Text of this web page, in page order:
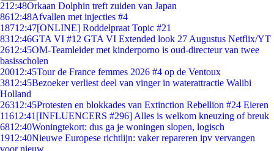
212:48Orkaan Dolphin treft zuiden van Japan
8612:48Afvallen met injecties #4
18712:47[ONLINE] Roddelpraat Topic #21
8312:46GTA VI #12 GTA VI Extended look 27 Augustus Netflix/YT
2612:45OM-Teamleider met kinderporno is oud-directeur van twee
basisscholen
20012:45Tour de France femmes 2026 #4 op de Ventoux
3812:45Bezoeker verliest deel van vinger in waterattractie Walibi
Holland
26312:45Protesten en blokkades van Extinction Rebellion #24 Eieren
11612:41 [INFLUENCERS #296] Alles is welkom kneuzing of breuk
6812:40Woningtekort: dus ga je woningen slopen, logisch
1912:40Nieuwe Europese richtlijn: vaker repareren ipv vervangen
voor nieuw